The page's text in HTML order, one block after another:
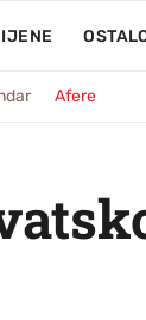
Afere